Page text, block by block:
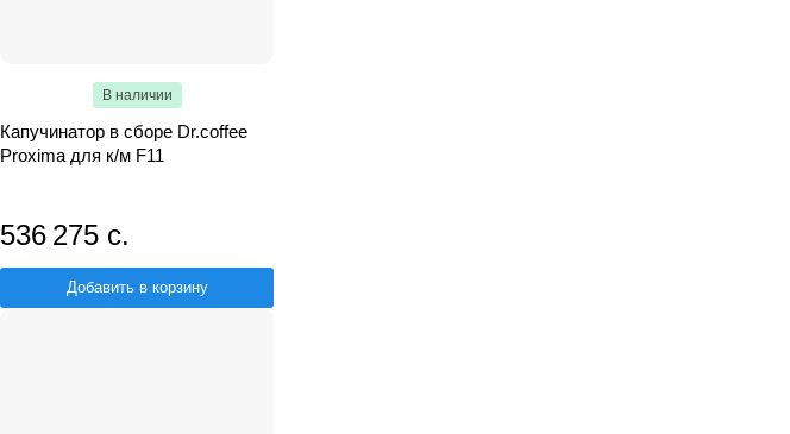
В наличии
Капучинатор в сборе Dr.coffee
Proxima для к/м F11
536 275 с.
Добавить в корзину